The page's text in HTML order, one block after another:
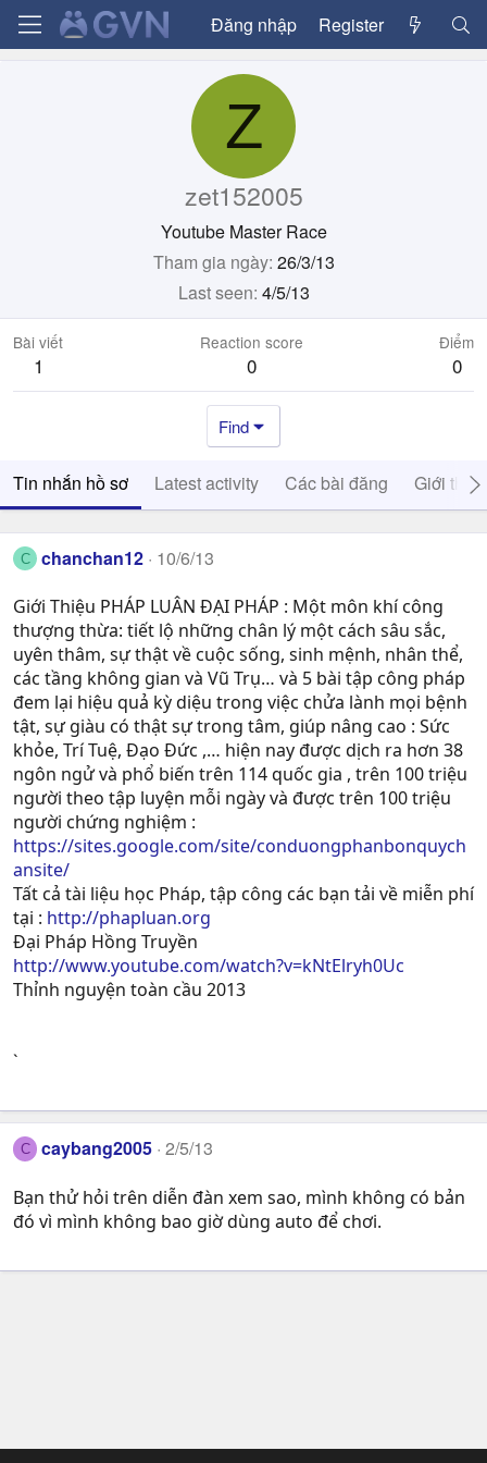
Đăng nhập Register
Z
zet152005
Youtube Master Race
Tham gia ngày 26/3/13
Last seen 4/5/13
Bài viết
1
Reaction score
0
Điểm
0
Find
Tin nhắn hồ sơ Latest activity Các bài đăng Giới thiệu
C chanchan12 10/6/13
Giới Thiệu PHÁP LUÂN ĐẠI PHÁP : Một môn khí công
thượng thừa: tiết lộ những chân lý một cách sâu sắc,
uyên thâm, sự thật về cuộc sống, sinh mệnh, nhân thể,
các tầng không gian và Vũ Trụ… và 5 bài tập công pháp
đem lại hiệu quả kỳ diệu trong việc chửa lành mọi bệnh
tật, sự giàu có thật sự trong tâm, giúp nâng cao : Sức
khỏe, Trí Tuệ, Ðạo Ðức ,… hiện nay được dịch ra hơn 38
ngôn ngử và phổ biến trên 114 quốc gia , trên 100 triệu
người theo tập luyện mỗi ngày và được trên 100 triệu
người chứng nghiệm :
https://sites.google.com/site/conduongphanbonquych
ansite/
Tất cả tài liệu học Pháp, tập công các bạn tải về miễn phí
tại : http://phapluan.org
Đại Pháp Hồng Truyền
http://www.youtube.com/watch?v=kNtElryh0Uc
Thỉnh nguyện toàn cầu 2013
`
C caybang2005 2/5/13
Bạn thử hỏi trên diễn đàn xem sao, mình không có bản
đó vì mình không bao giờ dùng auto để chơi.